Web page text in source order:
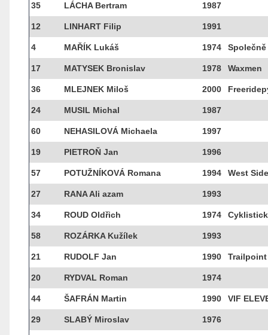
35 LÁCHA Bertram 1987
12 LINHART Filip 1991
4 MAŘÍK Lukáš 1974
17 MATYSEK Bronislav 1978 Waxmen
36 MLEJNEK Miloš 2000
24 MUSIL Michal 1987
60 NEHASILOVÁ Michaela 1997
19 PIETROŇ Jan 1996
57 POTUŽNÍKOVÁ Romana 1994 West
27 RANA Ali azam 1993
34 ROUD Oldřich 1974
58 ROZÁRKA Kužílek 1993
21 RUDOLF Jan 1990 Trailpoint
20 RYDVAL Roman 1974
44 ŠAFRÁN Martin 1990 VIF
29 SLABÝ Miroslav 1976